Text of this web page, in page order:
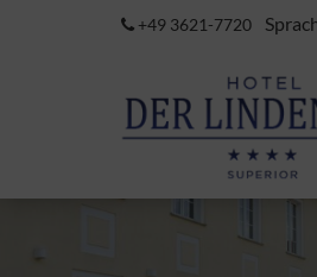
+49 3621-7720